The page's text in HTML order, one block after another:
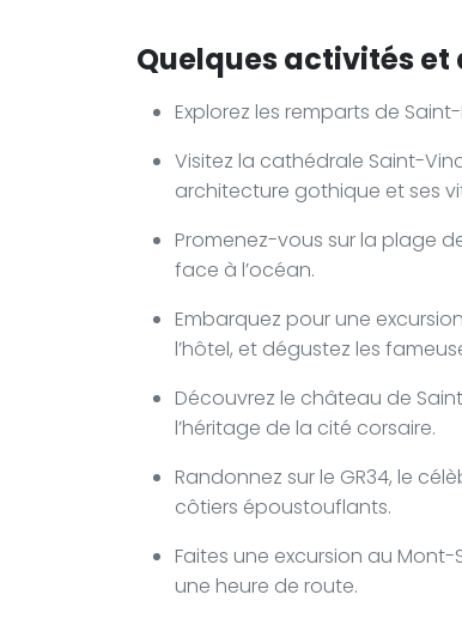
Quelques activités
Explorez les remparts de
Visitez la cathédrale Saint-
architecture gothique et ses
Promenez-vous sur la plage
face à l’océan.
Embarquez pour une
l’hôtel, et dégustez les
Découvrez le château de
l’héritage de la cité corsaire.
Randonnez sur le GR34, le
côtiers époustouflants.
Faites une excursion au
une heure de route.